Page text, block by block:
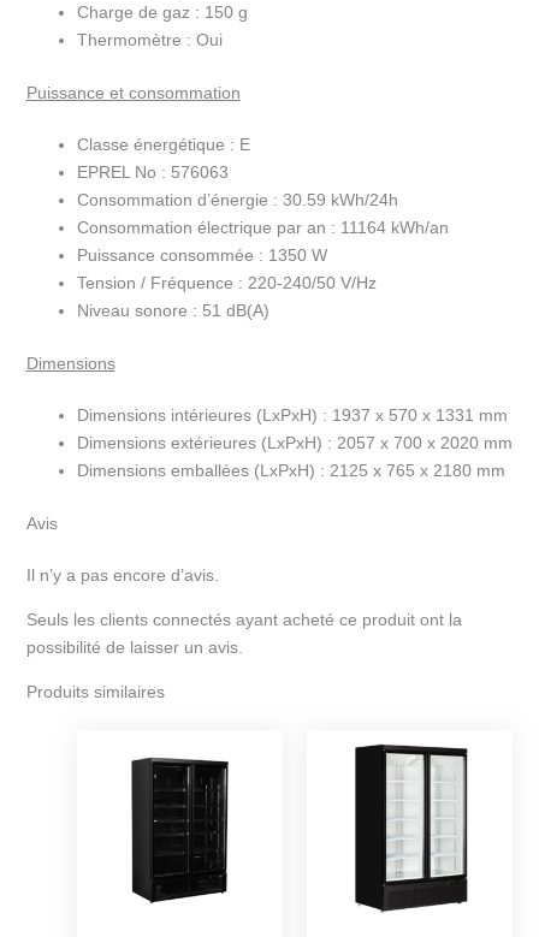
Charge de gaz : 150 g
Thermomètre : Oui
Puissance et consommation
Classe énergétique : E
EPREL No : 576063
Consommation d’énergie : 30.59 kWh/24h
Consommation électrique par an : 11164 kWh/an
Puissance consommée : 1350 W
Tension / Fréquence : 220-240/50 V/Hz
Niveau sonore : 51 dB(A)
Dimensions
Dimensions intérieures (LxPxH) : 1937 x 570 x 1331 mm
Dimensions extérieures (LxPxH) : 2057 x 700 x 2020 mm
Dimensions emballées (LxPxH) : 2125 x 765 x 2180 mm
Avis
Il n’y a pas encore d’avis.
Seuls les clients connectés ayant acheté ce produit ont la
possibilité de laisser un avis.
Produits similaires